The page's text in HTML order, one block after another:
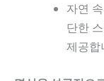
자연 속
단한
제공합